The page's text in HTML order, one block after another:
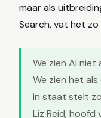
maar als
Search, vat het zo
We zien AI niet
We zien het
in staat stelt
Liz Reid, hoofd